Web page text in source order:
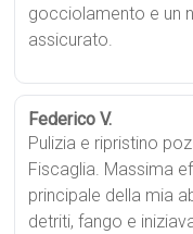
gocciolamento e un
assicurato.
Federico V.
Pulizia e ripristino
Fiscaglia. Massima
principale della mia
detriti, fango e